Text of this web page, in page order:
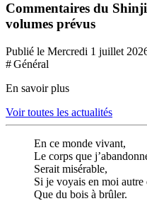
Commentaires du
volumes prévus
Publié le Mercredi 1 juillet
# Général
En savoir plus
Voir toutes les actualités
En ce monde vivant,
Le corps que
Serait misérable,
Si je voyais en moi autre
Que du bois à brûler.